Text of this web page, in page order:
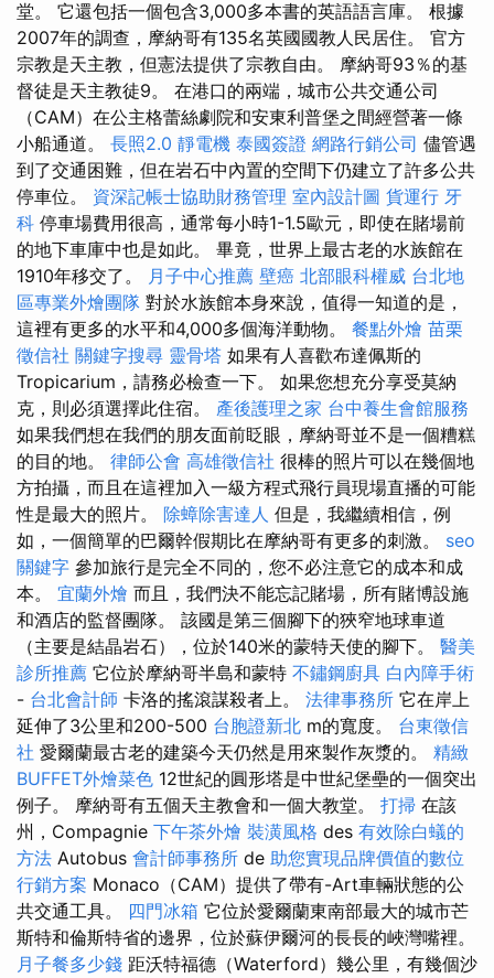
堂。 它還包括一個包含3,000多本書的英語語言庫。 根據
2007年的調查，摩納哥有135名英國國教人民居住。 官方
宗教是天主教，但憲法提供了宗教自由。 摩納哥93％的基
督徒是天主教徒9。 在港口的兩端，城市公共交通公司
（CAM）在公主格蕾絲劇院和安東利普堡之間經營著一條
小船通道。 長照2.0 靜電機 泰國簽證 網路行銷公司 儘管遇
到了交通困難，但在岩石中內置的空間下仍建立了許多公共
停車位。 資深記帳士協助財務管理 室內設計圖 貨運行 牙
科 停車場費用很高，通常每小時1-1.5歐元，即使在賭場前
的地下車庫中也是如此。 畢竟，世界上最古老的水族館在
1910年移交了。 月子中心推薦 壁癌 北部眼科權威 台北地
區專業外燴團隊 對於水族館本身來說，值得一知道的是，
這裡有更多的水平和4,000多個海洋動物。 餐點外燴 苗栗
徵信社 關鍵字搜尋 靈骨塔 如果有人喜歡布達佩斯的
Tropicarium，請務必檢查一下。 如果您想充分享受莫納
克，則必須選擇此住宿。 產後護理之家 台中養生會館服務
如果我們想在我們的朋友面前眨眼，摩納哥並不是一個糟糕
的目的地。 律師公會 高雄徵信社 很棒的照片可以在幾個地
方拍攝，而且在這裡加入一級方程式飛行員現場直播的可能
性是最大的照片。 除蟑除害達人 但是，我繼續相信，例
如，一個簡單的巴爾幹假期比在摩納哥有更多的刺激。 seo
關鍵字 參加旅行是完全不同的，您不必注意它的成本和成
本。 宜蘭外燴 而且，我們決不能忘記賭場，所有賭博設施
和酒店的監督團隊。 該國是第三個腳下的狹窄地球車道
（主要是結晶岩石），位於140米的蒙特天使的腳下。 醫美
診所推薦 它位於摩納哥半島和蒙特 不鏽鋼廚具 白內障手術
- 台北會計師 卡洛的搖滾謀殺者上。 法律事務所 它在岸上
延伸了3公里和200-500 台胞證新北 m的寬度。 台東徵信
社 愛爾蘭最古老的建築今天仍然是用來製作灰漿的。 精緻
BUFFET外燴菜色 12世紀的圓形塔是中世紀堡壘的一個突出
例子。 摩納哥有五個天主教會和一個大教堂。 打掃 在該
州，Compagnie 下午茶外燴 裝潢風格 des 有效除白蟻的
方法 Autobus 會計師事務所 de 助您實現品牌價值的數位
行銷方案 Monaco（CAM）提供了帶有-Art車輛狀態的公
共交通工具。 四門冰箱 它位於愛爾蘭東南部最大的城市芒
斯特和倫斯特省的邊界，位於蘇伊爾河的長長的峽灣嘴裡。
月子餐多少錢 距沃特福德（Waterford）幾公里，有幾個沙